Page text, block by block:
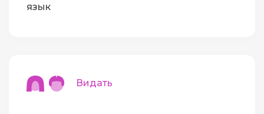
язык
Видать